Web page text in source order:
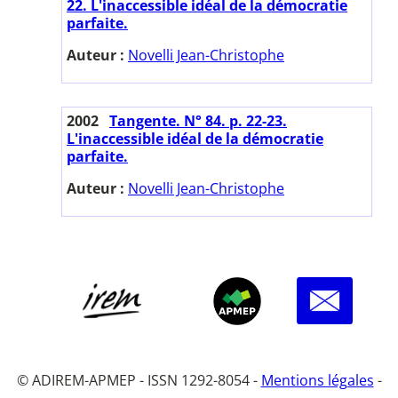
22. L'inaccessible idéal de la démocratie
parfaite.
Auteur : Novelli Jean-Christophe
2002 Tangente. N° 84. p. 22-23.
L'inaccessible idéal de la démocratie
parfaite.
Auteur : Novelli Jean-Christophe
© ADIREM-APMEP - ISSN 1292-8054 - Mentions légales -